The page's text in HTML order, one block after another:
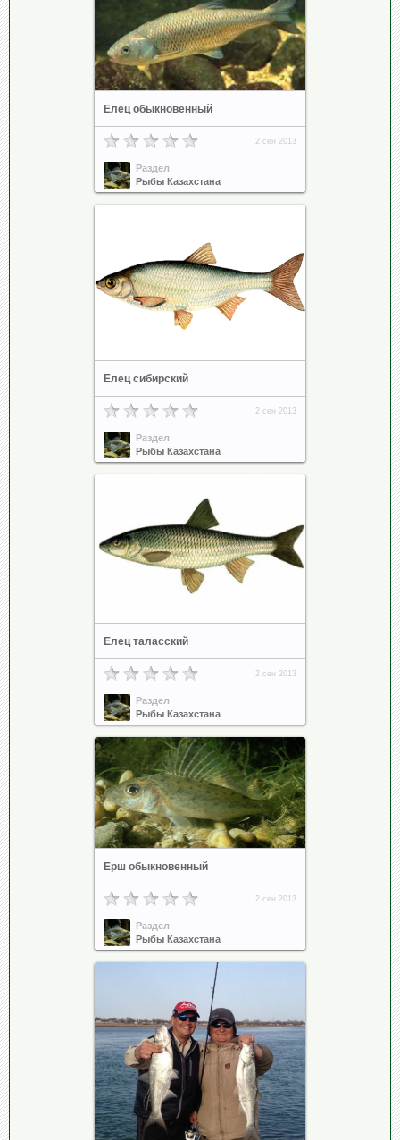
Елец обыкновенный
2 сен 2013
Раздел
Рыбы Казахстана
Елец сибирский
2 сен 2013
Раздел
Рыбы Казахстана
Елец таласский
2 сен 2013
Раздел
Рыбы Казахстана
Ерш обыкновенный
2 сен 2013
Раздел
Рыбы Казахстана